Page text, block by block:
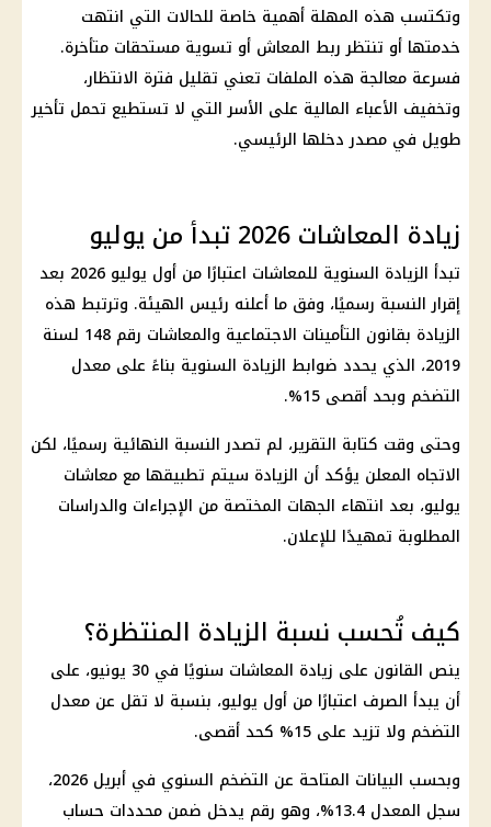
وتكتسب هذه المهلة أهمية خاصة للحالات التي انتهت
خدمتها أو تنتظر ربط المعاش أو تسوية مستحقات متأخرة.
فسرعة معالجة هذه الملفات تعني تقليل فترة الانتظار،
وتخفيف الأعباء المالية على الأسر التي لا تستطيع تحمل تأخير
طويل في مصدر دخلها الرئيسي.
زيادة المعاشات 2026 تبدأ من يوليو
تبدأ الزيادة السنوية للمعاشات اعتبارًا من أول يوليو 2026 بعد
إقرار النسبة رسميًا، وفق ما أعلنه رئيس الهيئة. وترتبط هذه
الزيادة بقانون التأمينات الاجتماعية والمعاشات رقم 148 لسنة
2019، الذي يحدد ضوابط الزيادة السنوية بناءً على معدل
التضخم وبحد أقصى 15%.
وحتى وقت كتابة التقرير، لم تصدر النسبة النهائية رسميًا، لكن
الاتجاه المعلن يؤكد أن الزيادة سيتم تطبيقها مع معاشات
يوليو، بعد انتهاء الجهات المختصة من الإجراءات والدراسات
المطلوبة تمهيدًا للإعلان.
كيف تُحسب نسبة الزيادة المنتظرة؟
ينص القانون على زيادة المعاشات سنويًا في 30 يونيو، على
أن يبدأ الصرف اعتبارًا من أول يوليو، بنسبة لا تقل عن معدل
التضخم ولا تزيد على 15% كحد أقصى.
وبحسب البيانات المتاحة عن التضخم السنوي في أبريل 2026،
سجل المعدل 13.4%، وهو رقم يدخل ضمن محددات حساب